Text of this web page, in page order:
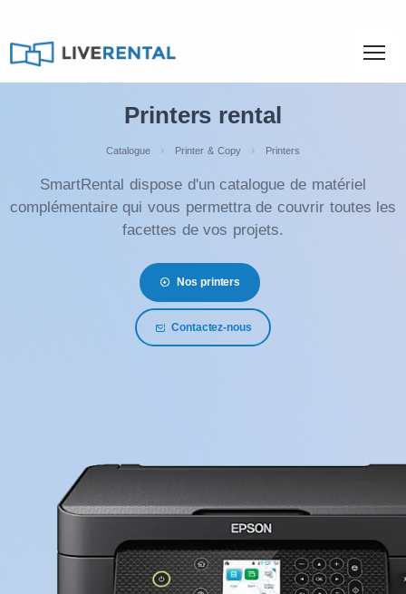
Printers rental
Catalogue Printer & Copy Printers
SmartRental dispose d'un catalogue de matériel
complémentaire qui vous permettra de couvrir toutes les
facettes de vos projets.
Nos printers
Contactez-nous